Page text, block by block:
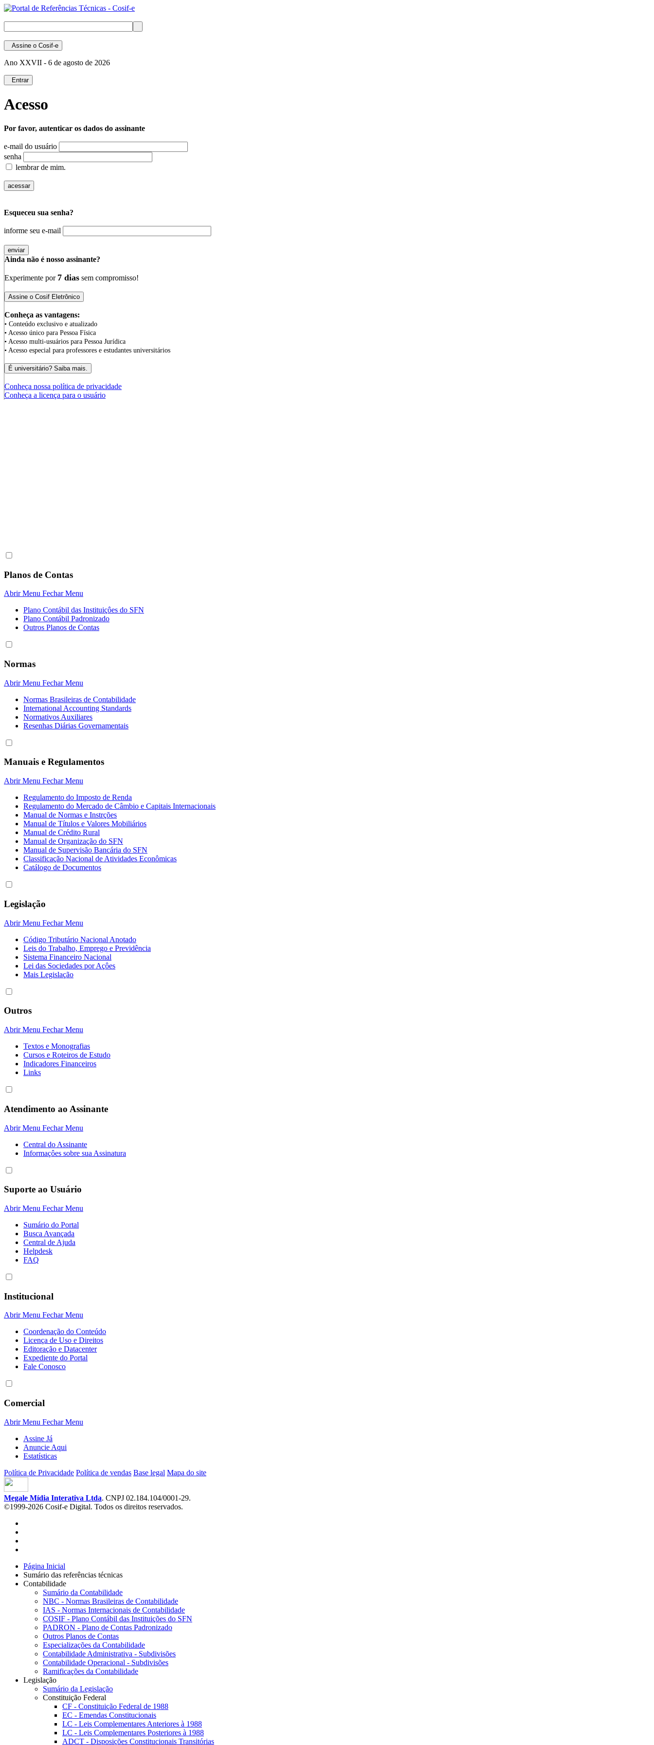
Assine o Cosif-e
Ano XXVII - 6 de agosto de 2026
Entrar
Acesso
Por favor, autenticar os dados do assinante
e-mail do usuário
senha
lembrar de mim.
Esqueceu sua senha?
informe seu e-mail
Ainda não é nosso assinante?
Experimente por 7 dias sem compromisso!
Conheça as vantagens:
• Conteúdo exclusivo e atualizado
• Acesso único para Pessoa Física
• Acesso multi-usuários para Pessoa Jurídica
• Acesso especial para professores e estudantes universitários
Conheça nossa política de privacidade
Conheça a licença para o usuário
Planos de Contas
Abrir Menu Fechar Menu
Plano Contábil das Instituiçôes do SFN
Plano Contábil Padronizado
Outros Planos de Contas
Normas
Abrir Menu Fechar Menu
Normas Brasileiras de Contabilidade
International Accounting Standards
Normativos Auxiliares
Resenhas Diárias Governamentais
Manuais e Regulamentos
Abrir Menu Fechar Menu
Regulamento do Imposto de Renda
Regulamento do Mercado de Câmbio e Capitais Internacionais
Manual de Normas e Instrções
Manual de Títulos e Valores Mobiliários
Manual de Crédito Rural
Manual de Organização do SFN
Manual de Supervisão Bancária do SFN
Classificação Nacional de Atividades Econômicas
Catálogo de Documentos
Legislação
Abrir Menu Fechar Menu
Código Tributário Nacional Anotado
Leis do Trabalho, Emprego e Previdência
Sistema Financeiro Nacional
Lei das Sociedades por Açôes
Mais Legislação
Outros
Abrir Menu Fechar Menu
Textos e Monografias
Cursos e Roteiros de Estudo
Indicadores Financeiros
Links
Atendimento ao Assinante
Abrir Menu Fechar Menu
Central do Assinante
Informaçôes sobre sua Assinatura
Suporte ao Usuário
Abrir Menu Fechar Menu
Sumário do Portal
Busca Avançada
Central de Ajuda
Helpdesk
FAQ
Institucional
Abrir Menu Fechar Menu
Coordenação do Conteúdo
Licença de Uso e Direitos
Editoração e Datacenter
Expediente do Portal
Fale Conosco
Comercial
Abrir Menu Fechar Menu
Assine Já
Anuncie Aqui
Estatísticas
Política de Privacidade Política de vendas Base legal Mapa do site
Megale Mídia Interativa Ltda. CNPJ 02.184.104/0001-29.
©1999-2026 Cosif-e Digital. Todos os direitos reservados.
Página Inicial
Sumário das referências técnicas
Contabilidade
Sumário da Contabilidade
NBC - Normas Brasileiras de Contabilidade
IAS - Normas Internacionais de Contabilidade
COSIF - Plano Contábil das Instituições do SFN
PADRON - Plano de Contas Padronizado
Outros Planos de Contas
Especializações da Contabilidade
Contabilidade Administrativa - Subdivisões
Contabilidade Operacional - Subdivisões
Ramificações da Contabilidade
Legislação
Sumário da Legislação
Constituição Federal
CF - Constituição Federal de 1988
EC - Emendas Constitucionais
LC - Leis Complementares Anteriores à 1988
LC - Leis Complementares Posteriores à 1988
ADCT - Disposições Constitucionais Transitórias